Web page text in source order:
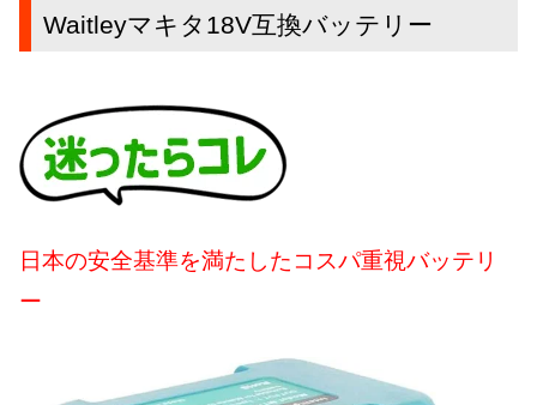
Waitleyマキタ18V互換バッテリー
日本の安全基準を満たしたコスパ重視バッテリ
ー